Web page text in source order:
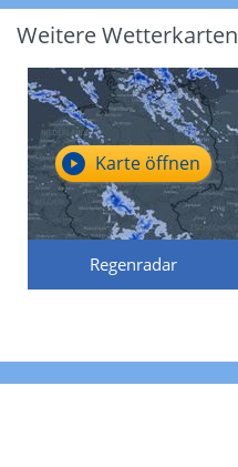
Weitere Wetterkarten
Regenradar
Karte öffnen